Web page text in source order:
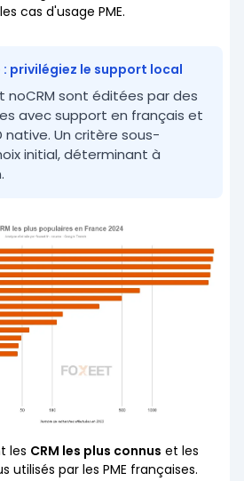
cas d'usage PME.
: privilégiez le support local
noCRM sont éditées par des
avec support en français et
native. Un critère sous-
initial, déterminant à
les CRM les plus connus et les
utilisés par les PME françaises.